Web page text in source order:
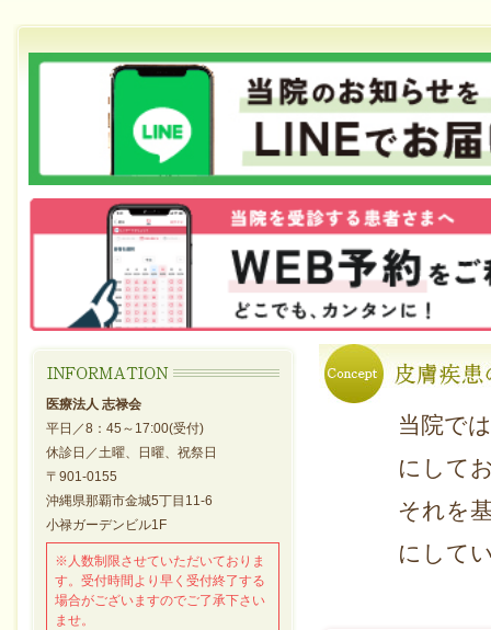
当院で
にして
それを
にして
医療法人 志禄会
平日／8：45～17:00(受付)
休診日／土曜、日曜、祝祭日
〒901-0155
沖縄県那覇市金城5丁目11-6
小禄ガーデンビル1F
※人数制限させていただいておりま
す。受付時間より早く受付終了する
場合がございますのでご了承下さい
ませ。